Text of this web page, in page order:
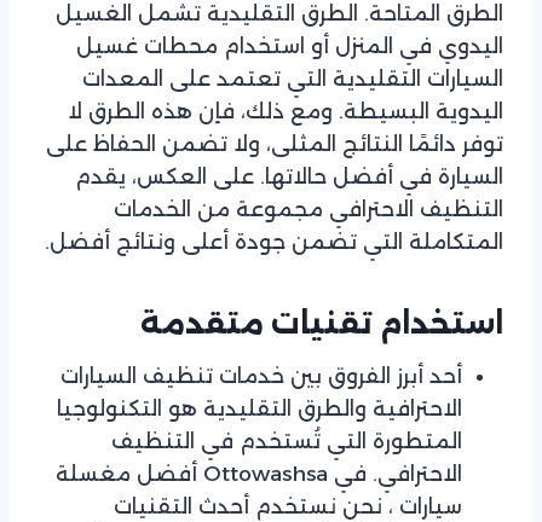
الطرق المتاحة. الطرق التقليدية تشمل الغسيل
اليدوي في المنزل أو استخدام محطات غسيل
السيارات التقليدية التي تعتمد على المعدات
اليدوية البسيطة. ومع ذلك، فإن هذه الطرق لا
توفر دائمًا النتائج المثلى، ولا تضمن الحفاظ على
السيارة في أفضل حالاتها. على العكس، يقدم
التنظيف الاحترافي مجموعة من الخدمات
المتكاملة التي تضمن جودة أعلى ونتائج أفضل.
استخدام تقنيات متقدمة
أحد أبرز الفروق بين خدمات تنظيف السيارات
الاحترافية والطرق التقليدية هو التكنولوجيا
المتطورة التي تُستخدم في التنظيف
الاحترافي. في Ottowashsa أفضل مغسلة
سيارات ، نحن نستخدم أحدث التقنيات